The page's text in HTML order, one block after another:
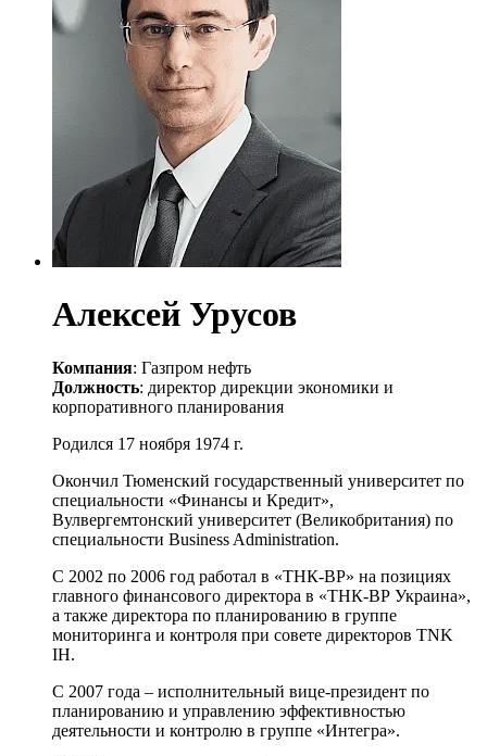
Алексей Урусов
Компания: Газпром нефть
Должность: директор дирекции экономики и
корпоративного планирования
Родился 17 ноября 1974 г.
Окончил Тюменский государственный университет по
специальности «Финансы и Кредит»,
Вулвергемтонский университет (Великобритания) по
специальности Business Administration.
С 2002 по 2006 год работал в «ТНК-ВР» на позициях
главного финансового директора в «ТНК-ВР Украина»,
а также директора по планированию в группе
мониторинга и контроля при совете директоров TNK
IH.
С 2007 года – исполнительный вице-президент по
планированию и управлению эффективностью
деятельности и контролю в группе «Интегра».